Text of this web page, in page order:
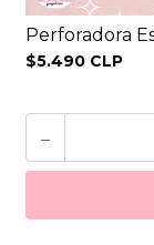
Perforadora
$5.490 CLP
-